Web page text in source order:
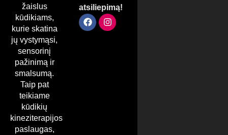
žaislus
kūdikiams,
kurie skatina
jų vystymąsi,
sensorinį
pažinimą ir
smalsumą.
Taip pat
teikiame
kūdikių
kineziterapijos
paslaugas,
atsiliepimą!